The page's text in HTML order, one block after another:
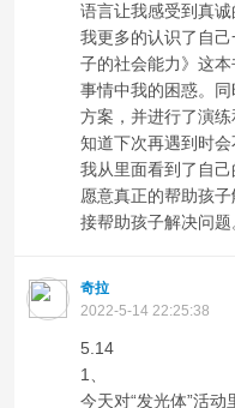
语言让我感受到真
我更多的认识了自
子的社会能力》这
事情中我的困惑。
方案，并进行了演
知道下次再遇到时会
我从里面看到了自
愿意真正的帮助孩
接帮助孩子解决问题
奇拉
2022-5-14 22:25:38
5.14
1、
今天对“发光体”活动